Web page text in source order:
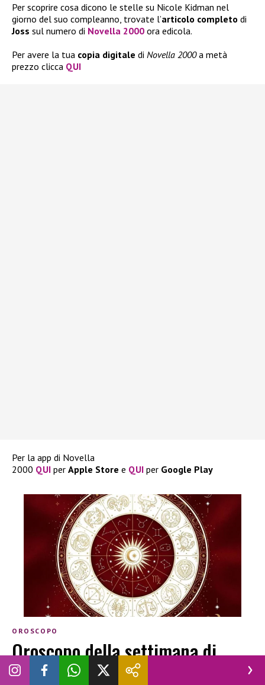
Per scoprire cosa dicono le stelle su Nicole Kidman nel
giorno del suo compleanno, trovate l’articolo completo di
Joss sul numero di Novella 2000 ora edicola.
Per avere la tua copia digitale di Novella 2000a metà
prezzo clicca QUI
Per la app di Novella
2000 QUI per Apple Store e QUI per Google Play
OROSCOPO
Oroscopo della settimana di
Novella 2000: le previsioni dal